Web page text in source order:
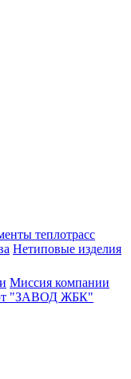
теплотрасс
Нетиповые изделия
Миссия компании
"ЗАВОД ЖБК"